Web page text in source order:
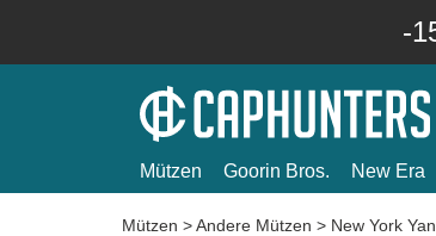
-
Mützen Goorin Bros. New Era
Mützen >Andere Mützen > New York